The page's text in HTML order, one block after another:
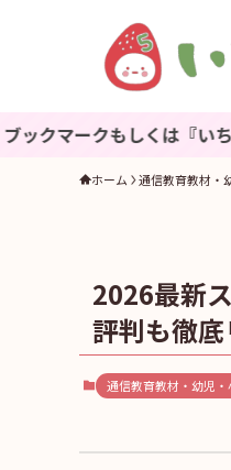
は『いちごドリル』と検
ホーム 通信教育教材・
2026最新
評判も徹
通信教育教材・幼児